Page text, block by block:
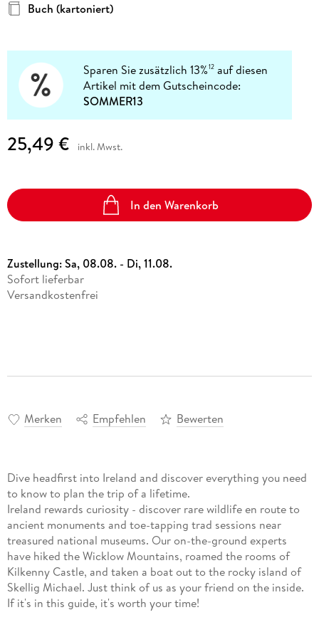
Buch (kartoniert)
Sparen Sie zusätzlich 13%12 auf diesen
Artikel mit dem Gutscheincode:
SOMMER13
25,49 € inkl. Mwst.
In den Warenkorb
Zustellung:Sa, 08.08. - Di, 11.08.
Sofort lieferbar
Versandkostenfrei
Merken Empfehlen Bewerten
Dive headfirst into Ireland and discover everything you need
to know to plan the trip of a lifetime.
Ireland rewards curiosity - discover rare wildlife en route to
ancient monuments and toe-tapping trad sessions near
treasured national museums. Our on-the-ground experts
have hiked the Wicklow Mountains, roamed the rooms of
Kilkenny Castle, and taken a boat out to the rocky island of
Skellig Michael. Just think of us as your friend on the inside.
If it's in this guide, it's worth your time!